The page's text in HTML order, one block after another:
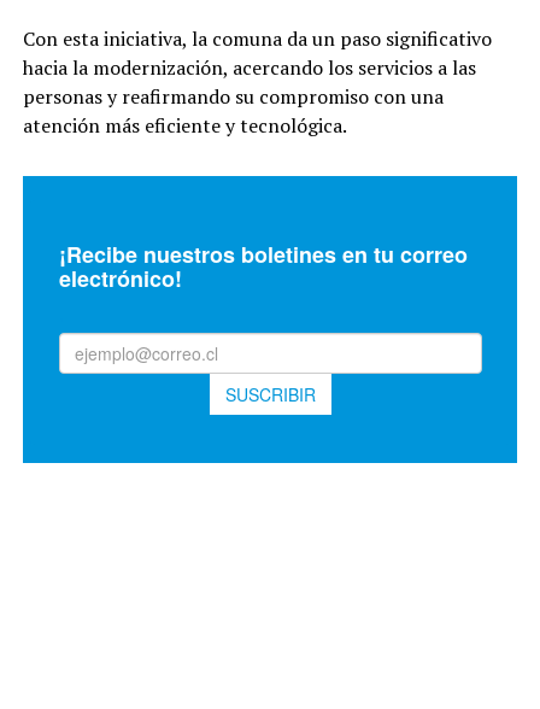
Con esta iniciativa, la comuna da un paso significativo
hacia la modernización, acercando los servicios a las
personas y reafirmando su compromiso con una
atención más eficiente y tecnológica.